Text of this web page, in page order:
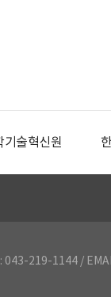
기술혁신원
: 043-219-1144 /